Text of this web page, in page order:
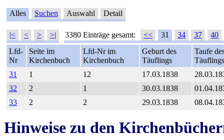
Alles Suchen Auswahl Detail
|< < > >| 3380 Einträge gesamt: << 31 34 37
40
Lfd-
Nr
Seite im
Kirchenbuch
Lfd-Nr im
Kirchenbuch
Geburt des
Täuflings
Taufe
Täuflings
31
1 12 17.03.1838
32
2 1 30.03.1838
33
2 2 29.03.1838
Hinweise zu den